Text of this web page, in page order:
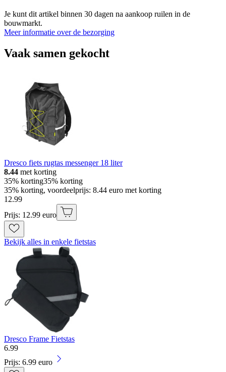
Je kunt dit artikel binnen 30 dagen na aankoop ruilen in de
bouwmarkt.
Meer informatie over de bezorging
Vaak samen gekocht
Dresco fiets rugtas messenger 18 liter
8.44 met korting
35% korting35% korting
35% korting, voordeelprijs: 8.44 euro met korting
12.99
Prijs: 12.99 euro
Bekijk alles in enkele fietstas
Dresco Frame Fietstas
6.99
Prijs: 6.99 euro